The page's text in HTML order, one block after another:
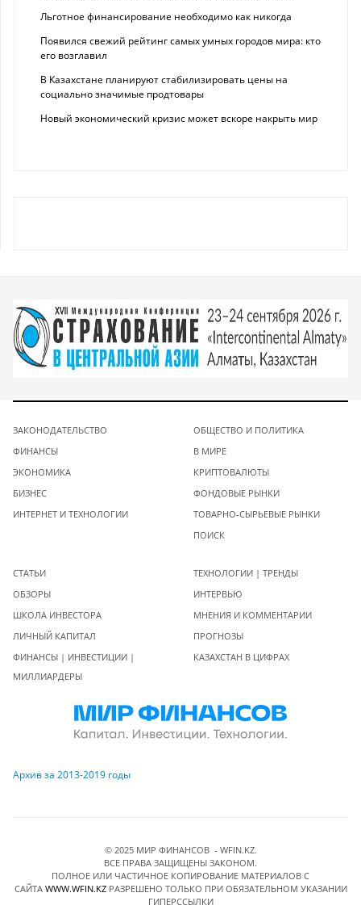
Льготное финансирование необходимо как никогда
Появился свежий рейтинг самых умных городов мира: кто
его возглавил
В Казахстане планируют стабилизировать цены на
социально значимые продтовары
Новый экономический кризис может вскоре накрыть мир
ЗАКОНОДАТЕЛЬСТВО
ФИНАНСЫ
ЭКОНОМИКА
БИЗНЕС
ИНТЕРНЕТ И ТЕХНОЛОГИИ
ОБЩЕСТВО И ПОЛИТИКА
В МИРЕ
КРИПТОВАЛЮТЫ
ФОНДОВЫЕ РЫНКИ
ТОВАРНО-СЫРЬЕВЫЕ РЫНКИ
ПОИСК
СТАТЬИ
ОБЗОРЫ
ШКОЛА ИНВЕСТОРА
ЛИЧНЫЙ КАПИТАЛ
ФИНАНСЫ | ИНВЕСТИЦИИ |
МИЛЛИАРДЕРЫ
ТЕХНОЛОГИИ | ТРЕНДЫ
ИНТЕРВЬЮ
МНЕНИЯ И КОММЕНТАРИИ
ПРОГНОЗЫ
КАЗАХСТАН В ЦИФРАХ
Архив за 2013-2019 годы
© 2025 МИР ФИНАНСОВ - WFIN.KZ.
ВСЕ ПРАВА ЗАЩИЩЕНЫ ЗАКОНОМ.
ПОЛНОЕ ИЛИ ЧАСТИЧНОЕ КОПИРОВАНИЕ МАТЕРИАЛОВ C
САЙТА WWW.WFIN.KZРАЗРЕШЕНО ТОЛЬКО ПРИ ОБЯЗАТЕЛЬНОМ УКАЗАНИИ
ГИПЕРССЫЛКИ